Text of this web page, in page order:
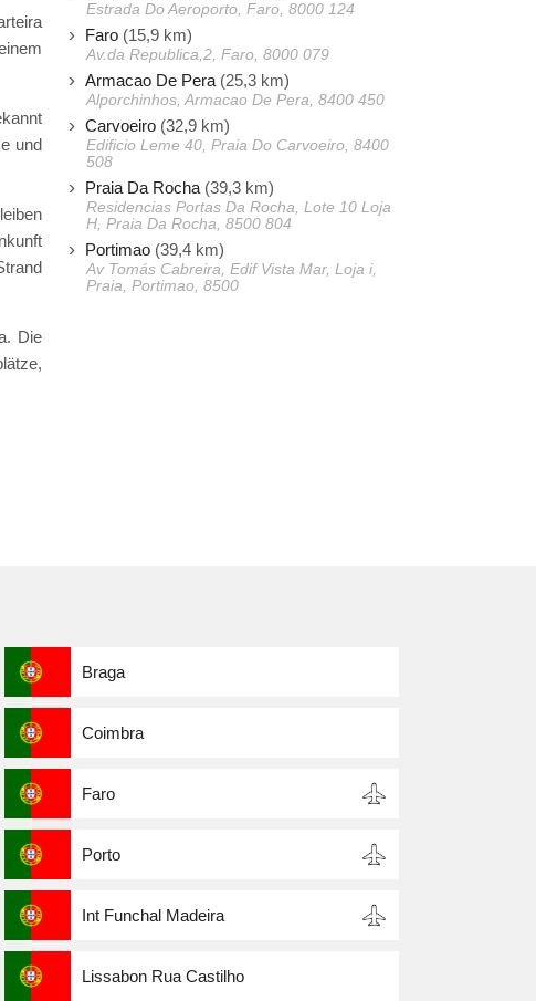
und
Die
Estrada Do Aeroporto, Faro, 8000 124
Faro (15,9 km)
Av.da Republica,2, Faro, 8000 079
Armacao De Pera (25,3 km)
Alporchinhos, Armacao De Pera, 8400 450
Carvoeiro (32,9 km)
Edificio Leme 40, Praia Do Carvoeiro, 8400
508
Praia Da Rocha (39,3 km)
Residencias Portas Da Rocha, Lote 10 Loja
H, Praia Da Rocha, 8500 804
Portimao (39,4 km)
Av Tomás Cabreira, Edif Vista Mar, Loja i,
Praia, Portimao, 8500
Braga
Coimbra
Faro
Porto
Int Funchal Madeira
Lissabon Rua Castilho